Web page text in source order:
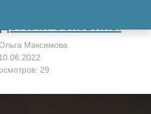
мастер-классу
боковины
Максимова
29